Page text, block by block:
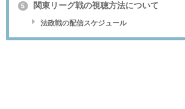
5 関東リーグ戦の視聴方法について
法政戦の配信スケジュール